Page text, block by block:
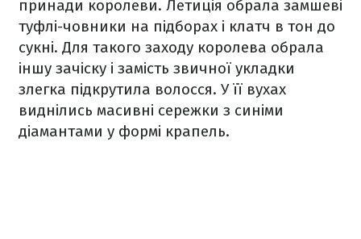
принади королеви. Летиція обрала замшеві
туфлі-човники на підборах і клатч в тон до
сукні. Для такого заходу королева обрала
іншу зачіску і замість звичної укладки
злегка підкрутила волосся. У її вухах
виднілись масивні сережки з синіми
діамантами у формі крапель.